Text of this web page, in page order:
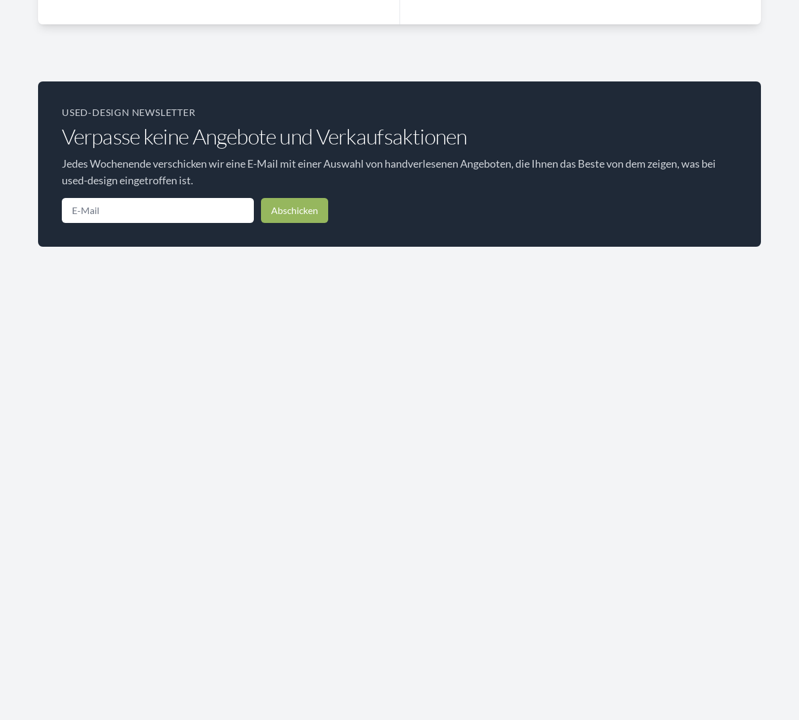
USED-DESIGN NEWSLETTER
Verpasse keine Angebote und Verkaufsaktionen
Jedes Wochenende verschicken wir eine E-Mail mit einer Auswahl von handverlesenen Angeboten, die Ihnen das Beste von dem zeigen, was bei
used-design eingetroffen ist.
Abschicken